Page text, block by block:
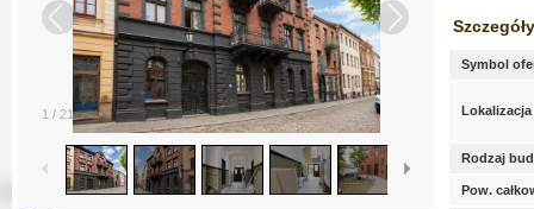
1 / 21
Symbol
Lokalizacja
Rodzaj
Pow.